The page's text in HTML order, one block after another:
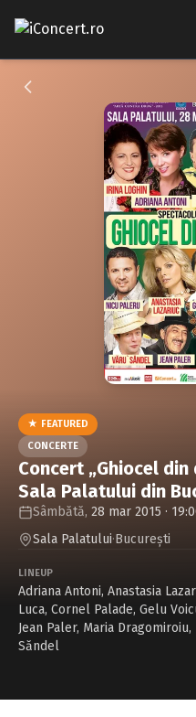
CONCERTE
Caută în site...
★ FEATURED
CONCERTE
Concert „Ghiocel
Sala Palatului din
Sâmbătă, 28 mar 2015 ·
Sala Palatului·Bucureşti
LINEUP
Adriana Antoni, Anastasia
Luca, Cornel Palade, Gelu
Jean Paler, Maria Dragomiroiu,
Săndel